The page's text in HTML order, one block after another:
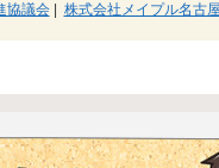
協議会| 株式会社メイプル名古